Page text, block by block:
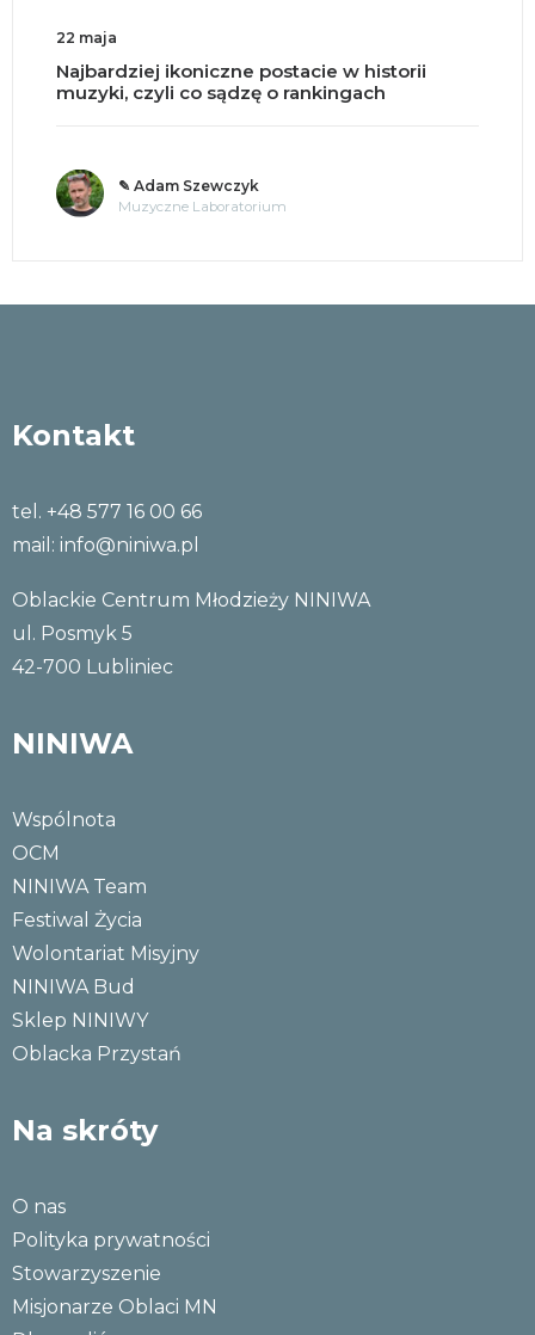
22 maja
Najbardziej ikoniczne postacie w historii
muzyki, czyli co sądzę o rankingach
✎ Adam Szewczyk
Muzyczne Laboratorium
Kontakt
tel. +48 577 16 00 66
mail: info@niniwa.pl
Oblackie Centrum Młodzieży NINIWA
ul. Posmyk 5
42-700 Lubliniec
NINIWA
Wspólnota
OCM
NINIWA Team
Festiwal Życia
Wolontariat Misyjny
NINIWA Bud
Sklep NINIWY
Oblacka Przystań
Na skróty
O nas
Polityka prywatności
Stowarzyszenie
Misjonarze Oblaci MN